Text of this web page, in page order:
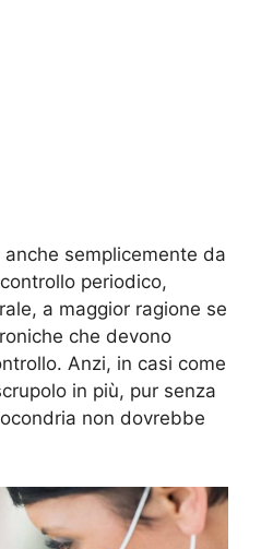
semplicemente da
periodico,
a maggior ragione se
che devono
Anzi, in casi come
in più, pur senza
non dovrebbe